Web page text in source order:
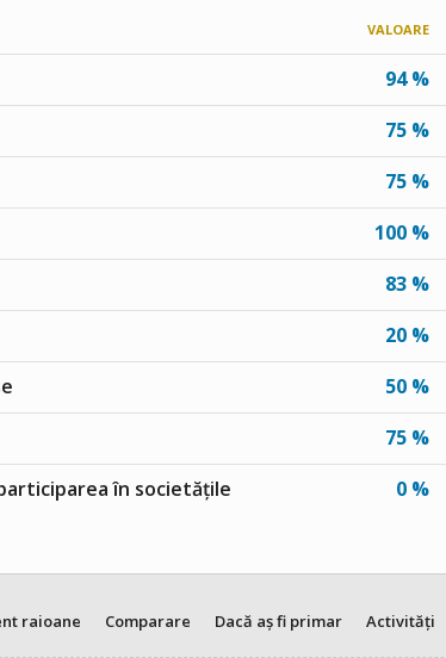
VALOARE
94 %
75 %
75 %
100 %
83 %
20 %
50 %
75 %
în societățile
0 %
raioane Comparare Dacă aș fi primar Activități